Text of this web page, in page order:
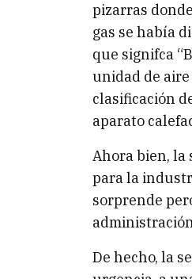
pizarras
gas se había
que signifca
unidad de
clasificación
aparato
Ahora bien, la
para la
sorprende
De hecho, la